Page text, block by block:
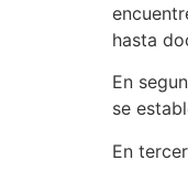
hasta
En
se
En